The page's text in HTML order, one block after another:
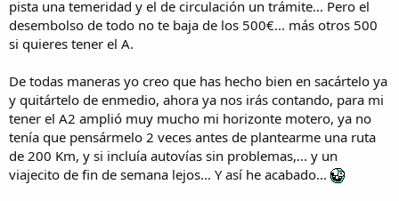
Las otras 2 partes (teórico y circulación) no tienen ningún
fundamento si ya tienes el carnet de coche, pues ya te has
examinado en el pasado de ambas cosas. Como mucho las 4 cosas
"específicas" del teórico de moto que te las expliquen en la
En resumen, lo difícil era la pista, pero me resultó motivador hacerla
bien. El teórico y la circulación siendo la más fácil, me han resultado
incluso humillantes. Un par de trámites recaudatorios. Nada que no
supiéramos.
Pero que nadie dude de ir a por él si lo quiere!
pista una temeridad y el de circulación un trámite... Pero el
desembolso de todo no te baja de los 500€... más otros 500
si quieres tener el A.
De todas maneras yo creo que has hecho bien en sacártelo ya
y quitártelo de enmedio, ahora ya nos irás contando, para mi
tener el A2 amplió muy mucho mi horizonte motero, ya no
tenía que pensármelo 2 veces antes de plantearme una ruta
de 200 Km, y si incluía autovías sin problemas,... y un
viajecito de fin de semana lejos... Y así he acabado...